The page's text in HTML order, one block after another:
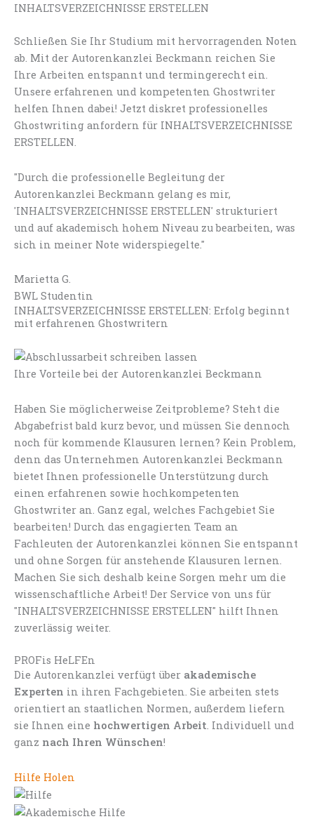
INHALTSVERZEICHNISSE ERSTELLEN
Schließen Sie Ihr Studium mit hervorragenden Noten
ab. Mit der Autorenkanzlei Beckmann reichen Sie
Ihre Arbeiten entspannt und termingerecht ein.
Unsere erfahrenen und kompetenten Ghostwriter
helfen Ihnen dabei! Jetzt diskret professionelles
Ghostwriting anfordern für INHALTSVERZEICHNISSE
ERSTELLEN.
"Durch die professionelle Begleitung der
Autorenkanzlei Beckmann gelang es mir,
'INHALTSVERZEICHNISSE ERSTELLEN' strukturiert
und auf akademisch hohem Niveau zu bearbeiten, was
sich in meiner Note widerspiegelte."
Marietta G.
BWL Studentin
INHALTSVERZEICHNISSE ERSTELLEN: Erfolg beginnt
mit erfahrenen Ghostwritern
Ihre Vorteile bei der Autorenkanzlei Beckmann
Haben Sie möglicherweise Zeitprobleme? Steht die
Abgabefrist bald kurz bevor, und müssen Sie dennoch
noch für kommende Klausuren lernen? Kein Problem,
denn das Unternehmen Autorenkanzlei Beckmann
bietet Ihnen professionelle Unterstützung durch
einen erfahrenen sowie hochkompetenten
Ghostwriter an. Ganz egal, welches Fachgebiet Sie
bearbeiten! Durch das engagierten Team an
Fachleuten der Autorenkanzlei können Sie entspannt
und ohne Sorgen für anstehende Klausuren lernen.
Machen Sie sich deshalb keine Sorgen mehr um die
wissenschaftliche Arbeit! Der Service von uns für
"INHALTSVERZEICHNISSE ERSTELLEN" hilft Ihnen
zuverlässig weiter.
PROFis HeLFEn
Die Autorenkanzlei verfügt über akademische
Experten in ihren Fachgebieten. Sie arbeiten stets
orientiert an staatlichen Normen, außerdem liefern
sie Ihnen eine hochwertigen Arbeit. Individuell und
ganz nach Ihren Wünschen!
Hilfe Holen